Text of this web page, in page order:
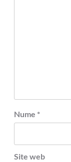
Nume *
Site web